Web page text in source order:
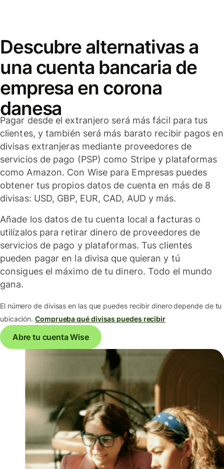
Descubre alternativas a
una cuenta bancaria de
empresa en corona
danesa
Pagar desde el extranjero será más fácil para tus
clientes, y también será más barato recibir pagos en
divisas extranjeras mediante proveedores de
servicios de pago (PSP) como Stripe y plataformas
como Amazon. Con Wise para Empresas puedes
obtener tus propios datos de cuenta en más de 8
divisas: USD, GBP, EUR, CAD, AUD y más.
Añade los datos de tu cuenta local a facturas o
utilízalos para retirar dinero de proveedores de
servicios de pago y plataformas. Tus clientes
pueden pagar en la divisa que quieran y tú
consigues el máximo de tu dinero. Todo el mundo
gana.
El número de divisas en las que puedes recibir dinero depende de tu
ubicación.Comprueba qué divisas puedes recibir
Abre tu cuenta Wise